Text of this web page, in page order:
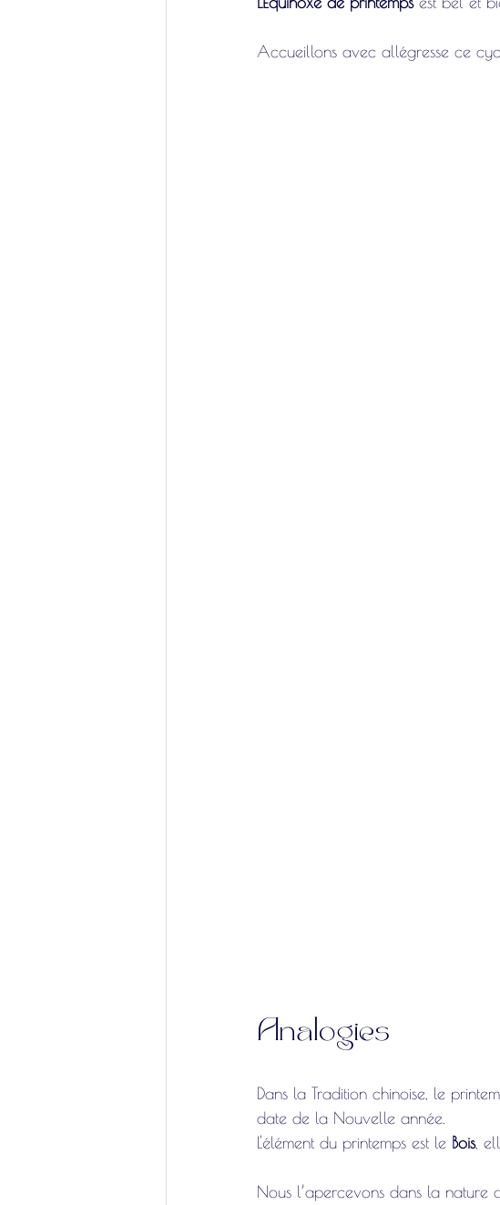
Accueillons avec allégresse ce
Analogies
Dans la Tradition chinoise, le
date de la Nouvelle année.
L'élément du printemps est le Bois,
Nous l’apercevons dans la nature